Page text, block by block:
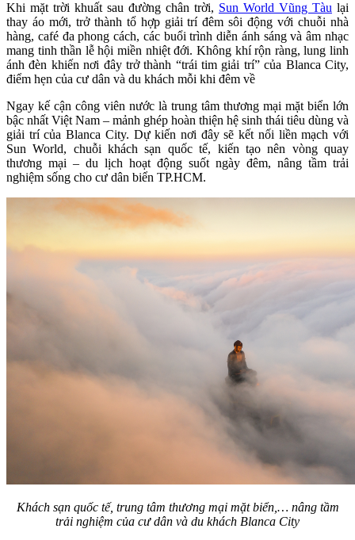
Khi mặt trời khuất sau đường chân trời, Sun World Vũng Tàu lại
thay áo mới, trở thành tổ hợp giải trí đêm sôi động với chuỗi nhà
hàng, café đa phong cách, các buổi trình diễn ánh sáng và âm nhạc
mang tinh thần lễ hội miền nhiệt đới. Không khí rộn ràng, lung linh
ánh đèn khiến nơi đây trở thành “trái tim giải trí” của Blanca City,
điểm hẹn của cư dân và du khách mỗi khi đêm về
Ngay kế cận công viên nước là trung tâm thương mại mặt biển lớn
bậc nhất Việt Nam – mảnh ghép hoàn thiện hệ sinh thái tiêu dùng và
giải trí của Blanca City. Dự kiến nơi đây sẽ kết nối liền mạch với
Sun World, chuỗi khách sạn quốc tế, kiến tạo nên vòng quay
thương mại – du lịch hoạt động suốt ngày đêm, nâng tầm trải
nghiệm sống cho cư dân biển TP.HCM.
Khách sạn quốc tế, trung tâm thương mại mặt biển,… nâng tầm
trải nghiệm của cư dân và du khách Blanca City